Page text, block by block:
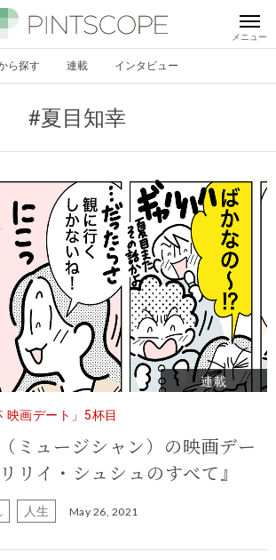
ら探す 連載 インタビュー
#夏目知幸
連載
映画デート」5杯目
ミュージシャン）の映画デー
リリイ・シュシュのすべて』
人生 May 26, 2021